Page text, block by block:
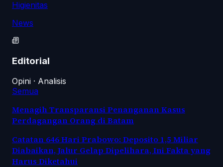
Higienitas
News
Editorial
Opini · Analisis
Semua
Menagih Transparansi Penanganan Kasus
Perdagangan Orang di Batam
Catatan 646 Hari Prabowo: Deposito 1,5 Miliar
Diabaikan, Jalur Gelap Dipelihara, Ini Fakta yang
Harus Diketahui